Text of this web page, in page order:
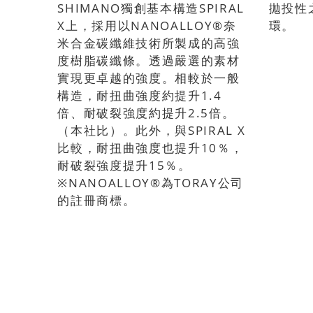
SHIMANO獨創基本構造SPIRAL
X上，採用以NANOALLOY®奈
米合金碳纖維技術所製成的高強
度樹脂碳纖條。透過嚴選的素材
實現更卓越的強度。相較於一般
構造，耐扭曲強度約提升1.4
倍、耐破裂強度約提升2.5倍。
（本社比）。此外，與SPIRAL X
比較，耐扭曲強度也提升10％，
耐破裂強度提升15％。
※NANOALLOY®為TORAY公司
的註冊商標。
拋投性
環。